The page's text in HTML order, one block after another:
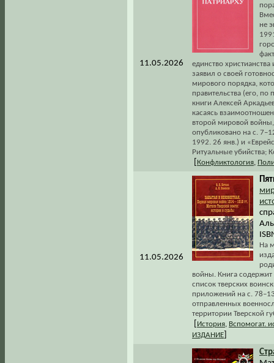
11.05.2026
не
единство
заявил о своей
мирового порядка,
правительства (его, по
книги Алексей
касаясь
второй мировой
опубликовано на с.
1992. 26 янв.) и
Ритуальные
Конфликтология
11.05.2026
На
войны. Книга содержит
список тверских
приложений на с.
отправленных
территории Тверской
История Вспомогат.
ИЗДАНИЕ